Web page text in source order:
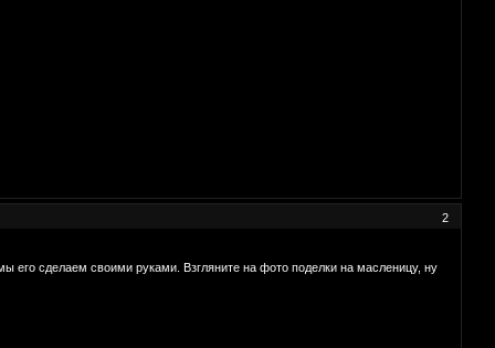
2
его сделаем своими руками. Взгляните на фото поделки на масленицу, ну